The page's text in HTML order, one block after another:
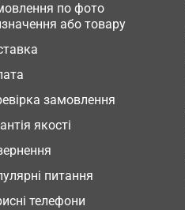
по фото
або товару
замовлення
якості
питання
телефони